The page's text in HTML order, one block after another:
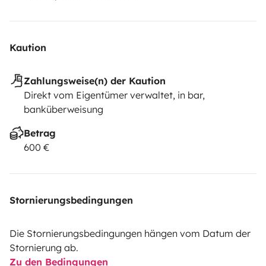
Kaution
Zahlungsweise(n) der Kaution
Direkt vom Eigentümer verwaltet, in bar,
banküberweisung
Betrag
600 €
Stornierungsbedingungen
Die Stornierungsbedingungen hängen vom Datum der
Stornierung ab.
Zu den Bedingungen